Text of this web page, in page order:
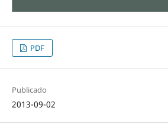
PDF
Publicado
2013-09-02